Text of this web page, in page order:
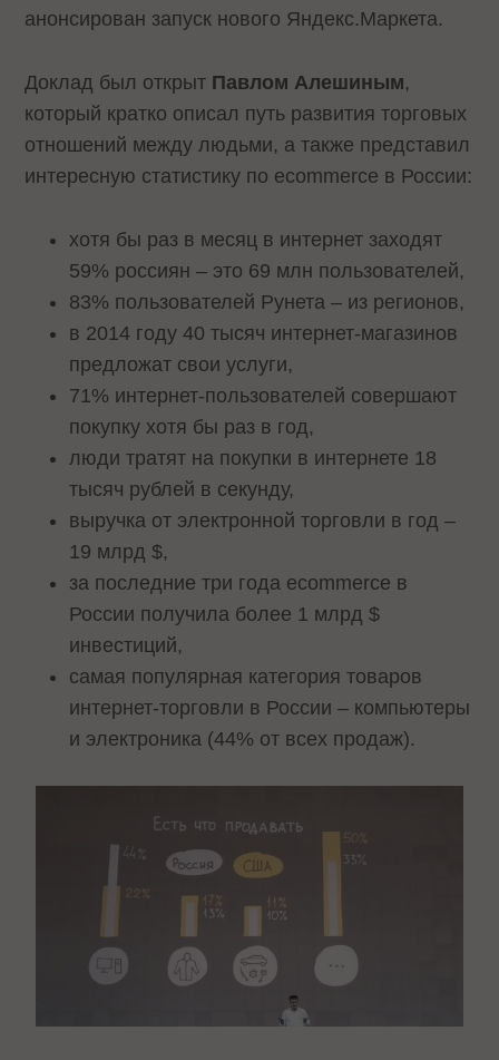
анонсирован запуск нового Яндекс.Маркета.
Доклад был открыт Павлом Алешиным,
который кратко описал путь развития торговых
отношений между людьми, а также представил
интересную статистику по ecommerce в России:
хотя бы раз в месяц в интернет заходят
59% россиян – это 69 млн пользователей,
83% пользователей Рунета – из регионов,
в 2014 году 40 тысяч интернет-магазинов
предложат свои услуги,
71% интернет-пользователей совершают
покупку хотя бы раз в год,
люди тратят на покупки в интернете 18
тысяч рублей в секунду,
выручка от электронной торговли в год –
19 млрд $,
за последние три года ecommerce в
России получила более 1 млрд $
инвестиций,
самая популярная категория товаров
интернет-торговли в России – компьютеры
и электроника (44% от всех продаж).